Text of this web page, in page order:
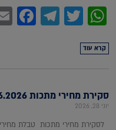
Twitter
קרא עוד
סקירת מחירי מתכות 25.6.2026
יוני 28, 2026
לסקירת מחירי מתכות טבלת